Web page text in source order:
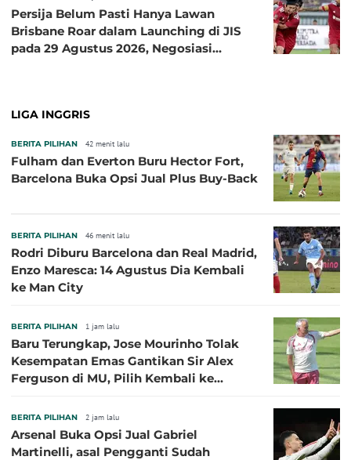
Persija Belum Pasti Hanya Lawan
Brisbane Roar dalam Launching di JIS
pada 29 Agustus 2026, Negosiasi
LIGA INGGRIS
BERITA PILIHAN 42 menit lalu
Fulham dan Everton Buru Hector Fort,
Barcelona Buka Opsi Jual Plus Buy-Back
BERITA PILIHAN 46 menit lalu
Rodri Diburu Barcelona dan Real Madrid,
Enzo Maresca: 14 Agustus Dia Kembali
ke Man City
BERITA PILIHAN 1 jam lalu
Baru Terungkap, Jose Mourinho Tolak
Kesempatan Emas Gantikan Sir Alex
Ferguson di MU, Pilih Kembali ke
BERITA PILIHAN 2 jam lalu
Arsenal Buka Opsi Jual Gabriel
Martinelli, asal Pengganti Sudah